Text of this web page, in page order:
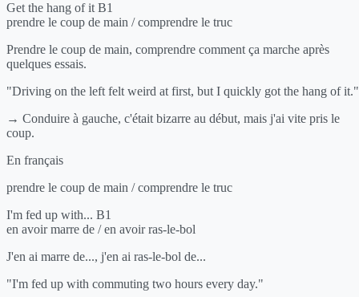
Get the hang of it B1
prendre le coup de main / comprendre le truc
Prendre le coup de main, comprendre comment ça marche après
quelques essais.
"Driving on the left felt weird at first, but I quickly got the hang of it."
→ Conduire à gauche, c'était bizarre au début, mais j'ai vite pris le
coup.
En français
prendre le coup de main / comprendre le truc
I'm fed up with... B1
en avoir marre de / en avoir ras-le-bol
J'en ai marre de..., j'en ai ras-le-bol de...
"I'm fed up with commuting two hours every day."